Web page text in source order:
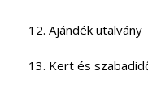
12. Ajándék utalvány
13. Kert és